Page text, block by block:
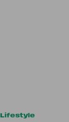
Lifestyle